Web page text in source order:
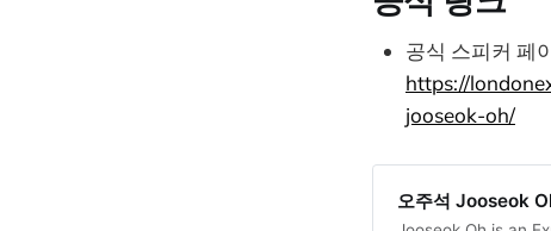
공식 스피커 페
https://
jooseok-oh/
오주석 Jooseok